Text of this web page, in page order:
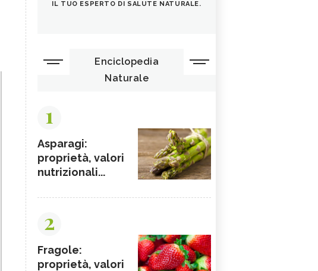
IL TUO ESPERTO DI SALUTE NATURALE.
Enciclopedia
Naturale
1
Asparagi:
proprietà, valori
nutrizionali...
2
Fragole:
proprietà, valori